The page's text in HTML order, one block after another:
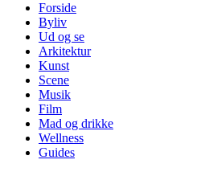
Forside
Byliv
Ud og se
Arkitektur
Kunst
Scene
Musik
Film
Mad og drikke
Wellness
Guides